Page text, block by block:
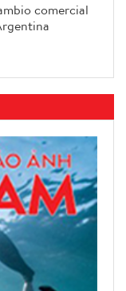
comercial